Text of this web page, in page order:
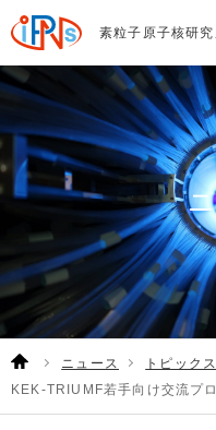
素粒子原子核研
ニュース
トピックス
KEK-TRIUMF若手向け交流プ